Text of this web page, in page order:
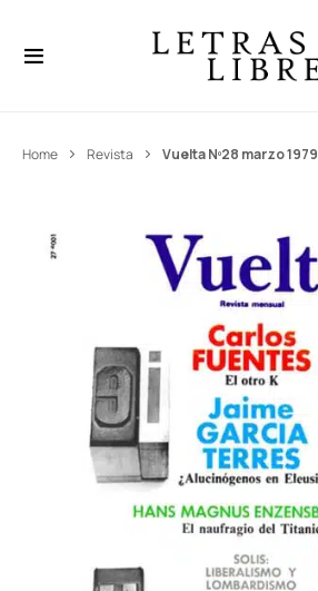
Home Revista Vuelta Nº28 marzo 1979